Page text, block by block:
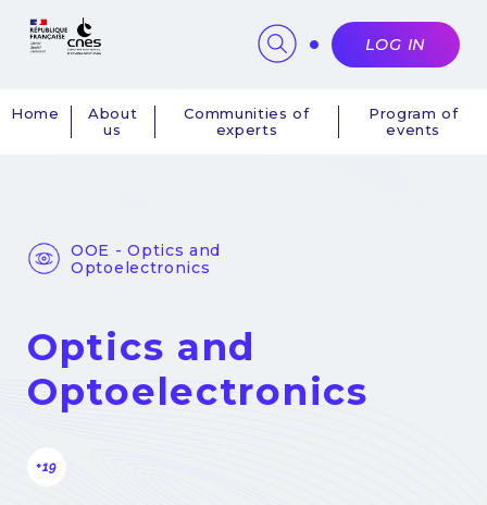
Navigation
Home
About
us
Communities of
experts
Program of
events
LOG IN
OOE - Optics and
Optoelectronics
Optics and
Optoelectronics
+19